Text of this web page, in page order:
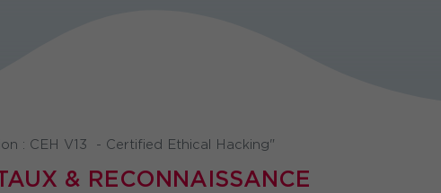
: CEH V13 - Certified Ethical Hacking"
& RECONNAISSANCE